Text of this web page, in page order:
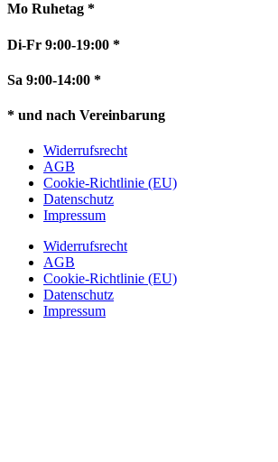
Mo Ruhetag *
Di-Fr 9:00-19:00 *
Sa 9:00-14:00 *
* und nach Vereinbarung
Widerrufsrecht
AGB
Cookie-Richtlinie (EU)
Datenschutz
Impressum
Widerrufsrecht
AGB
Cookie-Richtlinie (EU)
Datenschutz
Impressum